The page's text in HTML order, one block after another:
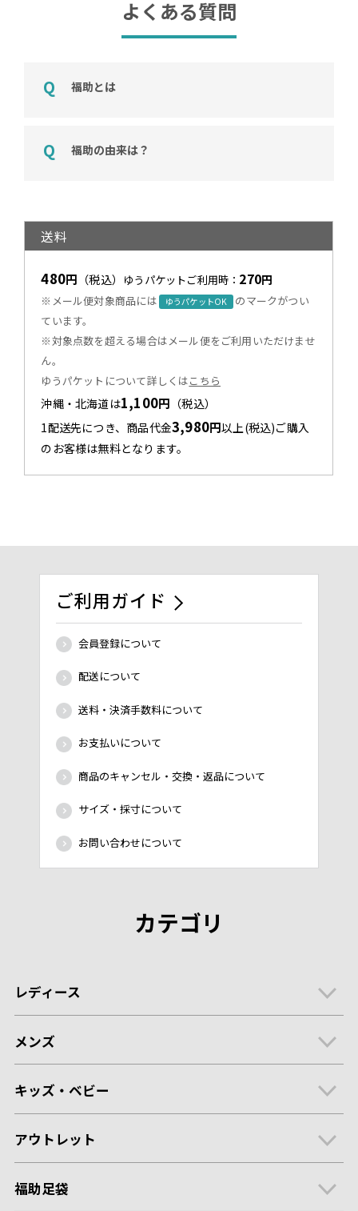
よくある質問
福助とは
福助の由来は？
送料
480円 （税込） ゆうパケットご利用時： 270円
※メール便対象商品には ゆうパケットOK
のマークがつい
ています。
※対象点数を超える場合はメール便をご利用いただけませ
ん。
ゆうパケットについて詳しくはこちら
沖縄・北海道は1,100円 （税込）
1配送先につき、商品代金3,980円以上(税込)ご購入
のお客様は無料となります。
ご利用ガイド
会員登録について
配送について
送料・決済手数料について
お支払いについて
商品のキャンセル・交換・返品について
サイズ・採寸について
お問い合わせについて
カテゴリ
レディース
メンズ
キッズ・ベビー
アウトレット
福助足袋